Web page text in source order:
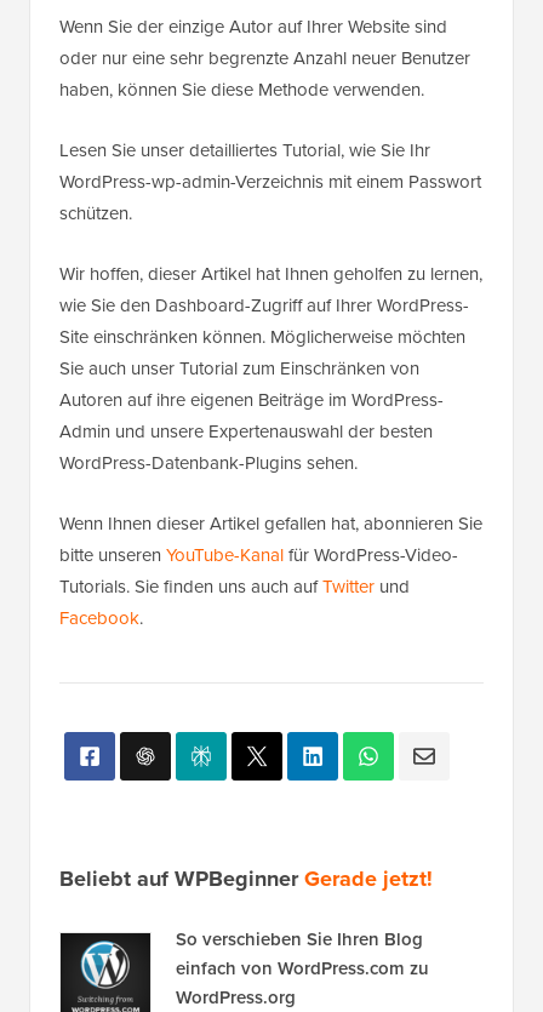
Wenn Sie der einzige Autor auf Ihrer Website sind
oder nur eine sehr begrenzte Anzahl neuer Benutzer
haben, können Sie diese Methode verwenden.
Lesen Sie unser detailliertes Tutorial, wie Sie Ihr
WordPress-wp-admin-Verzeichnis mit einem Passwort
schützen.
Wir hoffen, dieser Artikel hat Ihnen geholfen zu lernen,
wie Sie den Dashboard-Zugriff auf Ihrer WordPress-
Site einschränken können. Möglicherweise möchten
Sie auch unser Tutorial zum Einschränken von
Autoren auf ihre eigenen Beiträge im WordPress-
Admin und unsere Expertenauswahl der besten
WordPress-Datenbank-Plugins sehen.
Wenn Ihnen dieser Artikel gefallen hat, abonnieren Sie
bitte unseren YouTube-Kanalfür WordPress-Video-
Tutorials. Sie finden uns auch aufTwitter und
Facebook.
Beliebt auf WPBeginnerGerade jetzt!
So verschieben Sie Ihren Blog
einfach von WordPress.com zu
WordPress.org